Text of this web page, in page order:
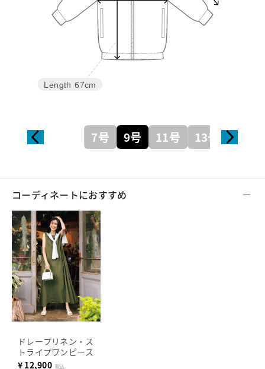
Length 67cm
7号 9号 11号 13号
コーディネートにおすすめ
ドレープリネン・ス
トライプワンピース
¥ 12,900 税込